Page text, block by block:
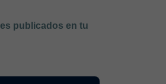
publicados en tu